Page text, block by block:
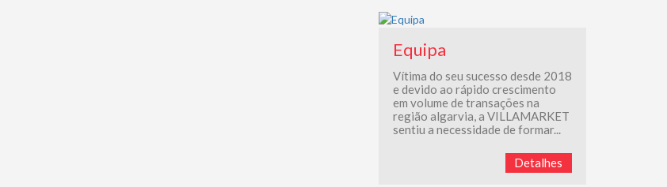
Equipa
Vítima do seu sucesso desde 2018
e devido ao rápido crescimento
em volume de transações na
região algarvia, a VILLAMARKET
sentiu a necessidade de formar...
Detalhes